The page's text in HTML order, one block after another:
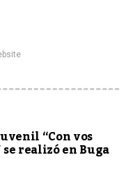
“Con vos
realizó en Buga